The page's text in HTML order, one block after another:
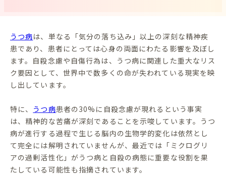
うつ病は、単なる「気分の落ち込み」以上の深刻な精神疾
患であり、患者にとっては心身の両面にわたる影響を及ぼし
ます。自殺念慮や自傷行為は、うつ病に関連した重大なリス
ク要因として、世界中で数多くの命が失われている現実を映
し出しています。
特に、 うつ病患者の30%に自殺念慮が現れるという事実
は、精神的な苦痛が深刻であることを示唆しています。うつ
病が進行する過程で生じる脳内の生物学的変化は依然とし
て完全には解明されていませんが、最近では「ミクログリ
アの過剰活性化」がうつ病と自殺の病態に重要な役割を果
たしている可能性も指摘されています。